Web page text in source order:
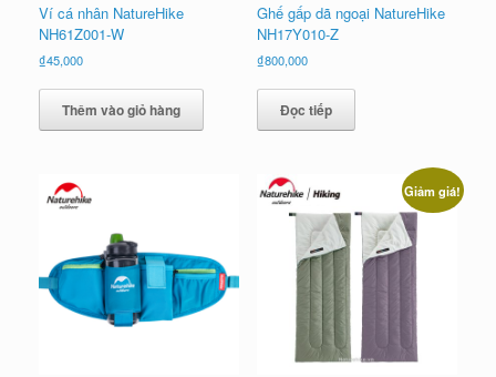
Ví cá nhân NatureHike
NH61Z001-W
₫45,000
Thêm vào giỏ hàng
Ghế gấp dã ngoại NatureHike
NH17Y010-Z
₫800,000
Đọc tiếp
Giảm giá!